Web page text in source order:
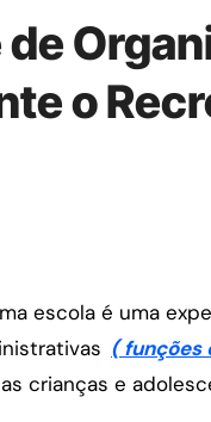
o
( funções
crianças e